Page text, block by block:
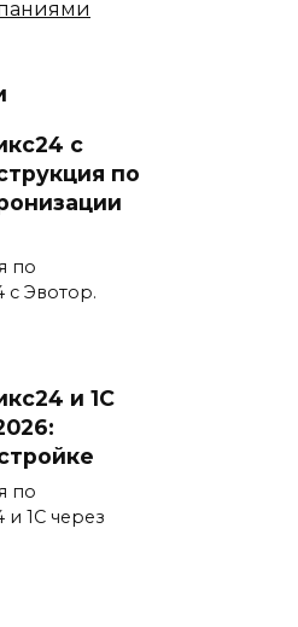
с
по
по
с Эвотор.
и 1С
по
и 1С через